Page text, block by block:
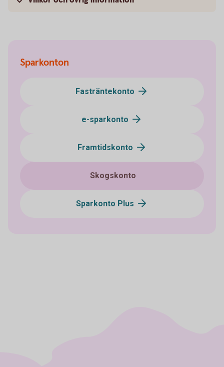
Sparkonton
Fasträntekonto
e-sparkonto
Framtidskonto
Skogskonto
Sparkonto Plus